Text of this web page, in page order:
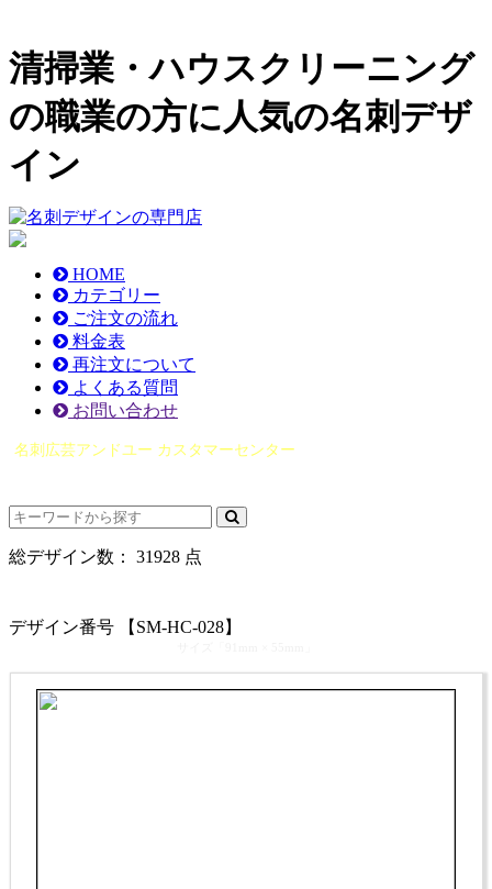
清掃業・ハウスクリーニング
の職業の方に人気の名刺デザ
イン
HOME
カテゴリー
ご注文の流れ
料金表
再注文について
よくある質問
お問い合わせ
名刺広芸アンドユー カスタマーセンター
総デザイン数： 31928 点
デザイン番号 【SM-HC-028】